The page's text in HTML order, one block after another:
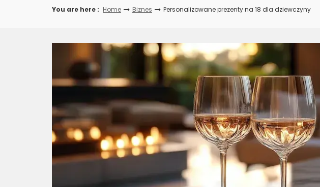
You are here : Home Biznes Personalizowane prezenty na 18 dla dziewczyny